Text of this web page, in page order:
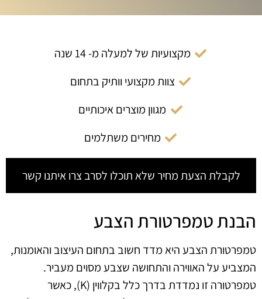
מקצועיות של למעלה מ- 14 שנה
צוות מקצועי וותיק בתחום
מגוון מוצרים איכותיים
מחירים משתלמים
לקבלת הצעת מחיר שלא תוכלו לסרב צרו איתנו קשר
הבנת טמפרטורת הצבע
טמפרטורת הצבע היא מדד חשוב בתחום העיצוב והאומנות,
המצביע על האווירה והתחושה שצבע מסוים מעביר.
טמפרטורה זו נמדדת בדרך כלל בקלווין (K), כאשר